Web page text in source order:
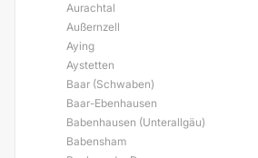
Aurachtal
Außernzell
Aying
Aystetten
Baar (Schwaben)
Baar-Ebenhausen
Babenhausen (Unterallgäu)
Babensham